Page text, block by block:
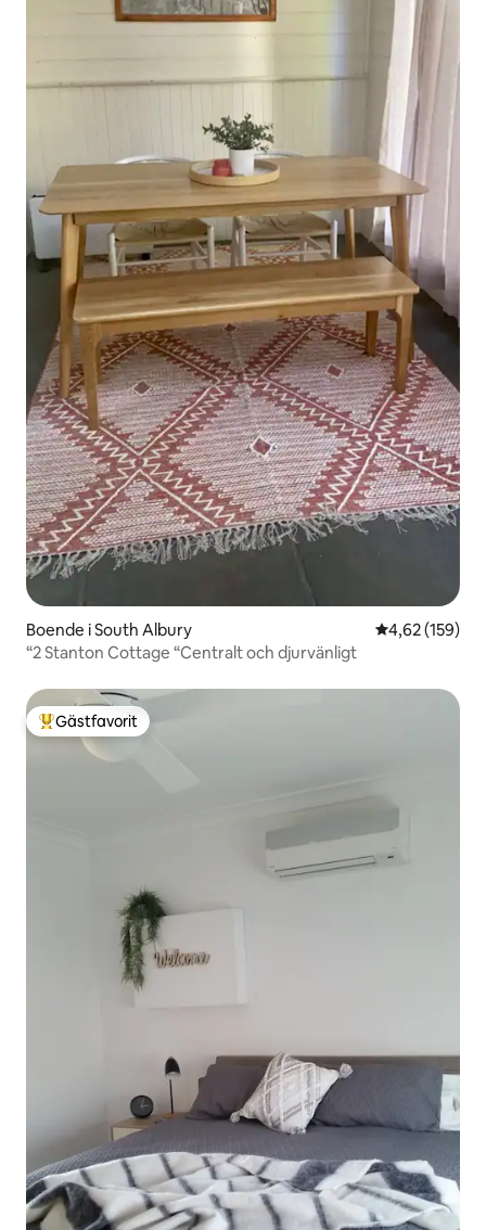
Boende i South Albury 4,62 av 5 i
4,62 (159)
“2 Stanton Cottage “Centralt och djurvänligt
Populär gästfavorit
Gästfavorit